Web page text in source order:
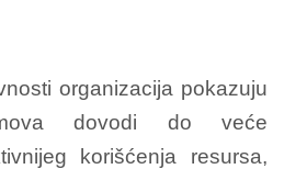
organizacija pokazuju
dovodi do veće
korišćenja resursa,